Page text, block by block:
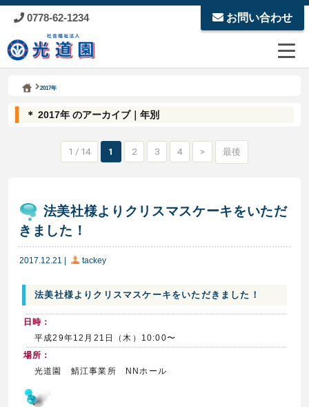
0778-62-1234 お問い合わせ
社会福祉法人 光道園
2017年
＊ 2017年 のアーカイブ｜年別
1 / 14 1 2 3 4 > 最後
法美社様よりクリスマスケーキをいただ
きました！
2017.12.21 tackey
法美社様よりクリスマスケーキをいただきました！
日時：
平成29年12月21日（木）10:00〜
場所：
光道園 鯖江事業所 NNホール